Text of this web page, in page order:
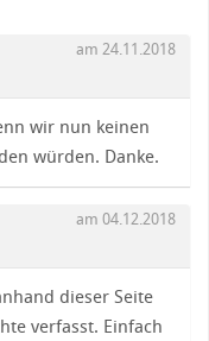
am 24.11.2018
wir nun keinen
würden. Danke.
am 04.12.2018
dieser Seite
verfasst. Einfach